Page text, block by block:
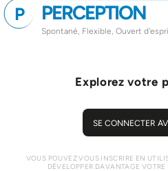
P PERCEPTION
Spontané, Flexible, Ouvert
Explorez votre
SE CONNECTER
VOUS POUVEZ VOUS INSCRIRE EN
DÉVELOPPER DAVANTAGE VOTRE